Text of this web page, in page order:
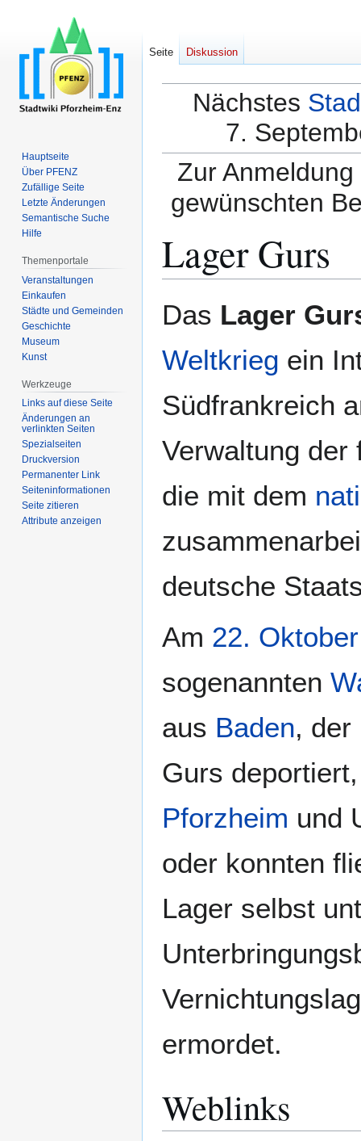
Nächstes
7.
Zur
gewünschten
Lager Gurs
Navigation
Suche
Das Lager
Weltkrieg ein
Südfrankreich
Verwaltung der
die mit dem
deutsche
Am 22. Oktober
sogenannten
aus Baden, der
Gurs
Pforzheim und
oder konnten
Lager selbst
ermordet.
Weblinks
Seite Diskussion
Hauptseite
Über PFENZ
Zufällige Seite
Letzte Änderungen
Semantische Suche
Hilfe
Themenportale
Veranstaltungen
Einkaufen
Städte und Gemeinden
Geschichte
Museum
Kunst
Werkzeuge
Links auf diese Seite
Änderungen an
verlinkten Seiten
Spezialseiten
Druckversion
Permanenter Link
Seiten­­informationen
Seite zitieren
Attribute anzeigen